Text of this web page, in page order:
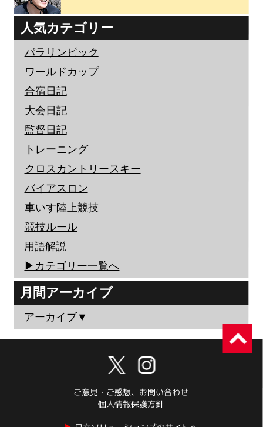
人気カテゴリー
パラリンピック
ワールドカップ
合宿日記
大会日記
監督日記
トレーニング
クロスカントリースキー
バイアスロン
車いす陸上競技
競技ルール
用語解説
▶︎カテゴリー一覧へ
月間アーカイブ
アーカイブ▼
ご意見・ご感想、お問い合わせ
個人情報保護方針